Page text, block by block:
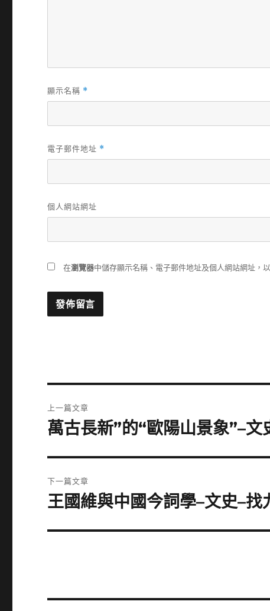
顯示名稱 *
電子郵件地址 *
個人網站網址
在瀏覽器中儲存顯示名稱、電子郵件地址及個人網站網址，
章
上一篇文章
上
篇
文
章:
萬古長新”的“歐陽山景象”–
下一篇文章
下
篇
王國維與中國今詞學–文史–找